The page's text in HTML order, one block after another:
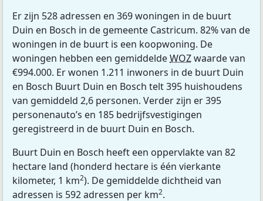
Er zijn 528 adressen en 369 woningen in de buurt
Duin en Bosch in de gemeente Castricum. 82% van de
woningen in de buurt is een koopwoning. De
woningen hebben een gemiddeldeWOZwaarde van
€994.000. Er wonen 1.211 inwoners in de buurt Duin
en Bosch Buurt Duin en Bosch telt 395 huishoudens
van gemiddeld 2,6 personen. Verder zijn er 395
personenauto’s en 185 bedrijfsvestigingen
geregistreerd in de buurt Duin en Bosch.
Buurt Duin en Bosch heeft een oppervlakte van 82
hectare land (honderd hectare is één vierkante
kilometer, 1 km2). De gemiddelde dichtheid van
adressen is 592 adressen per km2.